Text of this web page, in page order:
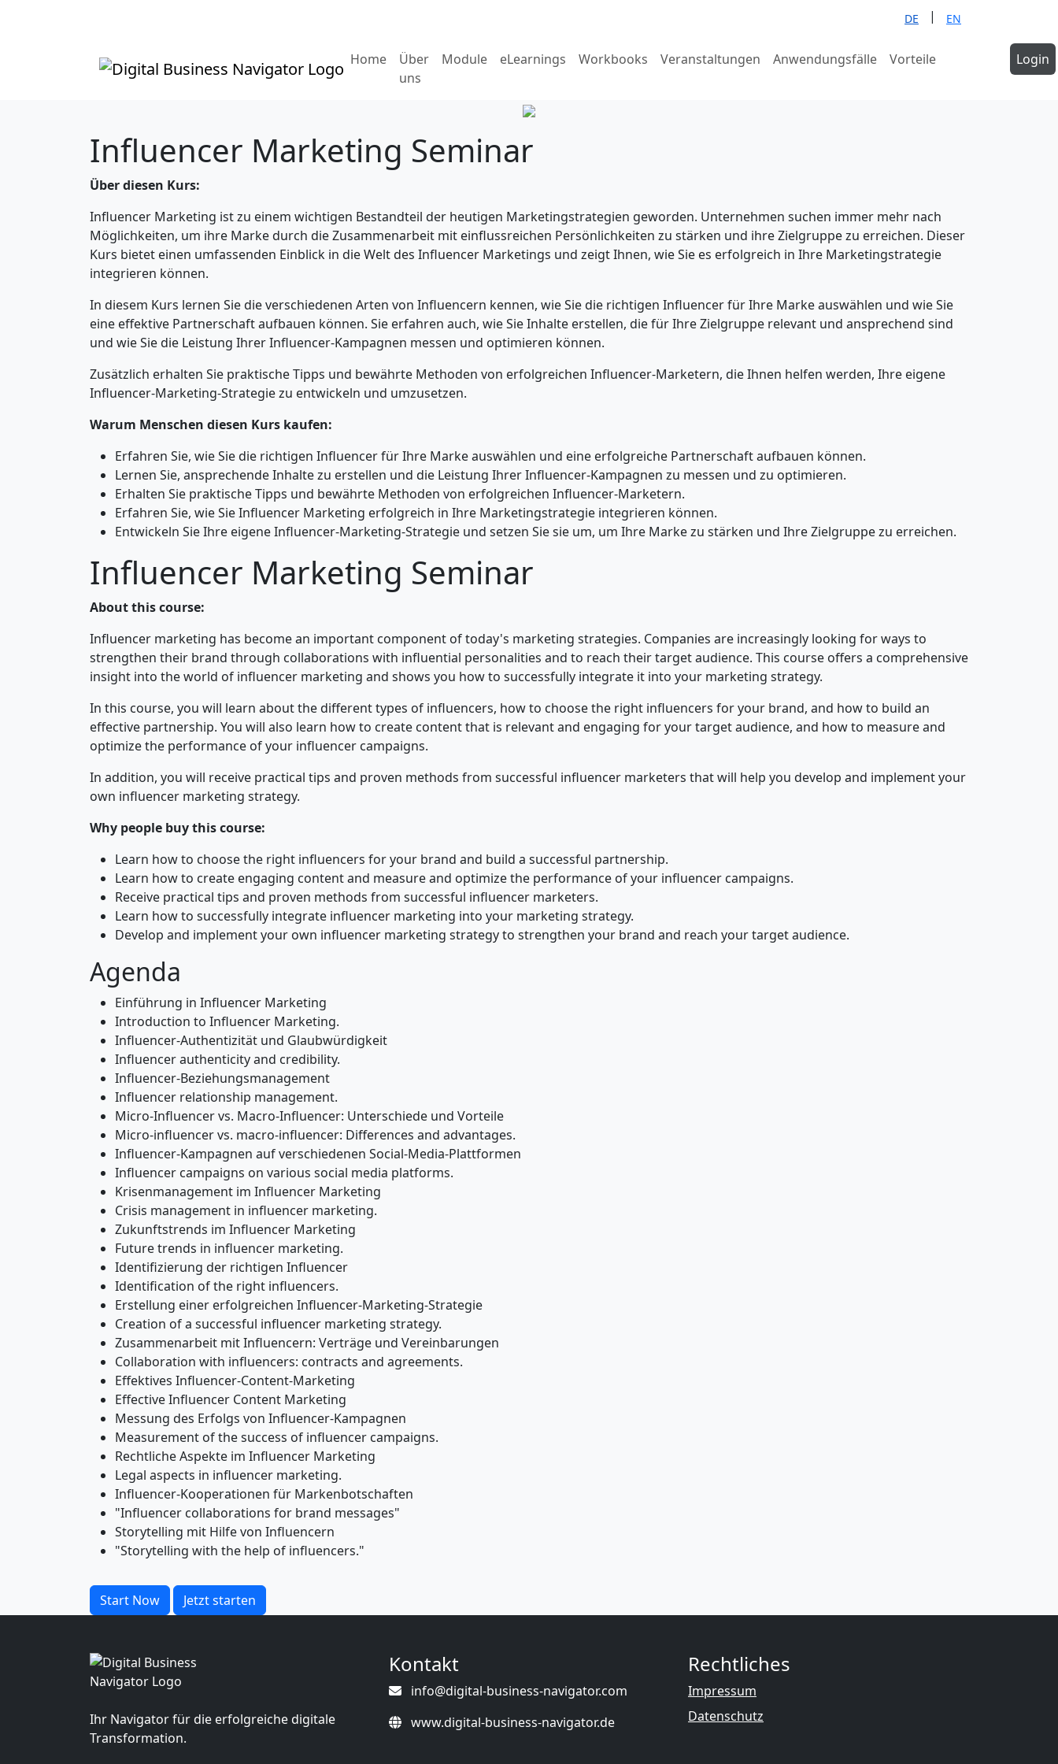
DE | EN
Home
Über
uns
Module eLearnings Workbooks Veranstaltungen Anwendungsfälle Vorteile Login
Influencer Marketing Seminar
Über diesen Kurs:
Influencer Marketing ist zu einem wichtigen Bestandteil der heutigen Marketingstrategien geworden. Unternehmen suchen immer mehr nach
Möglichkeiten, um ihre Marke durch die Zusammenarbeit mit einflussreichen Persönlichkeiten zu stärken und ihre Zielgruppe zu erreichen. Dieser
Kurs bietet einen umfassenden Einblick in die Welt des Influencer Marketings und zeigt Ihnen, wie Sie es erfolgreich in Ihre Marketingstrategie
integrieren können.
In diesem Kurs lernen Sie die verschiedenen Arten von Influencern kennen, wie Sie die richtigen Influencer für Ihre Marke auswählen und wie Sie
eine effektive Partnerschaft aufbauen können. Sie erfahren auch, wie Sie Inhalte erstellen, die für Ihre Zielgruppe relevant und ansprechend sind
und wie Sie die Leistung Ihrer Influencer-Kampagnen messen und optimieren können.
Zusätzlich erhalten Sie praktische Tipps und bewährte Methoden von erfolgreichen Influencer-Marketern, die Ihnen helfen werden, Ihre eigene
Influencer-Marketing-Strategie zu entwickeln und umzusetzen.
Warum Menschen diesen Kurs kaufen:
Erfahren Sie, wie Sie die richtigen Influencer für Ihre Marke auswählen und eine erfolgreiche Partnerschaft aufbauen können.
Lernen Sie, ansprechende Inhalte zu erstellen und die Leistung Ihrer Influencer-Kampagnen zu messen und zu optimieren.
Erhalten Sie praktische Tipps und bewährte Methoden von erfolgreichen Influencer-Marketern.
Erfahren Sie, wie Sie Influencer Marketing erfolgreich in Ihre Marketingstrategie integrieren können.
Entwickeln Sie Ihre eigene Influencer-Marketing-Strategie und setzen Sie sie um, um Ihre Marke zu stärken und Ihre Zielgruppe zu erreichen.
Influencer Marketing Seminar
About this course:
Influencer marketing has become an important component of today's marketing strategies. Companies are increasingly looking for ways to
strengthen their brand through collaborations with influential personalities and to reach their target audience. This course offers a comprehensive
insight into the world of influencer marketing and shows you how to successfully integrate it into your marketing strategy.
In this course, you will learn about the different types of influencers, how to choose the right influencers for your brand, and how to build an
effective partnership. You will also learn how to create content that is relevant and engaging for your target audience, and how to measure and
optimize the performance of your influencer campaigns.
In addition, you will receive practical tips and proven methods from successful influencer marketers that will help you develop and implement your
own influencer marketing strategy.
Why people buy this course:
Learn how to choose the right influencers for your brand and build a successful partnership.
Learn how to create engaging content and measure and optimize the performance of your influencer campaigns.
Receive practical tips and proven methods from successful influencer marketers.
Learn how to successfully integrate influencer marketing into your marketing strategy.
Develop and implement your own influencer marketing strategy to strengthen your brand and reach your target audience.
Agenda
Einführung in Influencer Marketing
Introduction to Influencer Marketing.
Influencer-Authentizität und Glaubwürdigkeit
Influencer authenticity and credibility.
Influencer-Beziehungsmanagement
Influencer relationship management.
Micro-Influencer vs. Macro-Influencer: Unterschiede und Vorteile
Micro-influencer vs. macro-influencer: Differences and advantages.
Influencer-Kampagnen auf verschiedenen Social-Media-Plattformen
Influencer campaigns on various social media platforms.
Krisenmanagement im Influencer Marketing
Crisis management in influencer marketing.
Zukunftstrends im Influencer Marketing
Future trends in influencer marketing.
Identifizierung der richtigen Influencer
Identification of the right influencers.
Erstellung einer erfolgreichen Influencer-Marketing-Strategie
Creation of a successful influencer marketing strategy.
Zusammenarbeit mit Influencern: Verträge und Vereinbarungen
Collaboration with influencers: contracts and agreements.
Effektives Influencer-Content-Marketing
Effective Influencer Content Marketing
Messung des Erfolgs von Influencer-Kampagnen
Measurement of the success of influencer campaigns.
Rechtliche Aspekte im Influencer Marketing
Legal aspects in influencer marketing.
Influencer-Kooperationen für Markenbotschaften
"Influencer collaborations for brand messages"
Storytelling mit Hilfe von Influencern
"Storytelling with the help of influencers."
Start Now Jetzt starten
Ihr Navigator für die erfolgreiche digitale
Transformation.
Kontakt
info@digital-business-navigator.com
www.digital-business-navigator.de
Rechtliches
Impressum
Datenschutz